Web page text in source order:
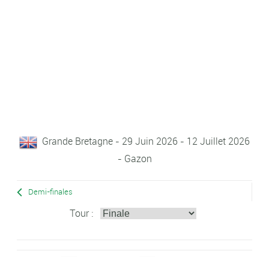
Grande Bretagne - 29 Juin 2026 - 12 Juillet 2026
- Gazon
Demi-finales
Tour :